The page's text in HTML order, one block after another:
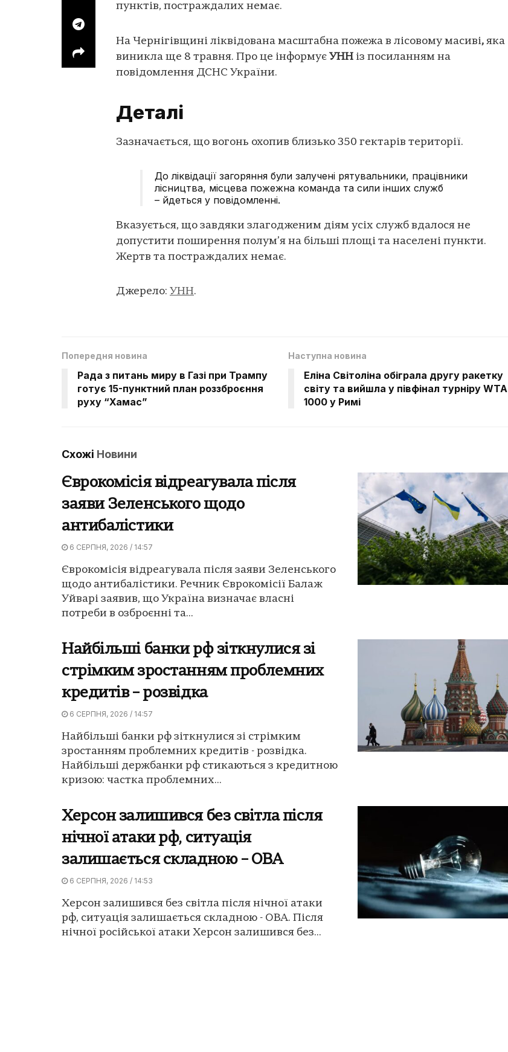
пунктів, постраждалих немає.
На Чернігівщині ліквідована масштабна пожежа в лісовому масиві, яка
виникла ще 8 травня. Про це інформує УНН із посиланням на
повідомлення ДСНС України.
Деталі
Зазначається, що вогонь охопив близько 350 гектарів території.
До ліквідації загоряння були залучені рятувальники, працівники
лісництва, місцева пожежна команда та сили інших служб
– йдеться у повідомленні.
Вказується, що завдяки злагодженим діям усіх служб вдалося не
допустити поширення полум’я на більші площі та населені пункти.
Жертв та постраждалих немає.
Джерело: УНН.
Попередня новина
Рада з питань миру в Газі при Трампу
готує 15-пунктний план роззброєння
руху “Хамас”
Наступна новина
Еліна Світоліна обіграла другу ракетку
світу та вийшла у півфінал турніру WTA
1000 у Римі
Схожі Новини
Єврокомісія відреагувала після
заяви Зеленського щодо
антибалістики
6 СЕРПНЯ, 2026 / 14:57
Єврокомісія відреагувала після заяви Зеленського
щодо антибалістики. Речник Єврокомісії Балаж
Уйварі заявив, що Україна визначає власні
потреби в озброєнні та...
Найбільші банки рф зіткнулися зі
стрімким зростанням проблемних
кредитів – розвідка
6 СЕРПНЯ, 2026 / 14:57
Найбільші банки рф зіткнулися зі стрімким
зростанням проблемних кредитів - розвідка.
Найбільші держбанки рф стикаються з кредитною
кризою: частка проблемних...
Херсон залишився без світла після
нічної атаки рф, ситуація
залишається складною – ОВА
6 СЕРПНЯ, 2026 / 14:53
Херсон залишився без світла після нічної атаки
рф, ситуація залишається складною - ОВА. Після
нічної російської атаки Херсон залишився без...